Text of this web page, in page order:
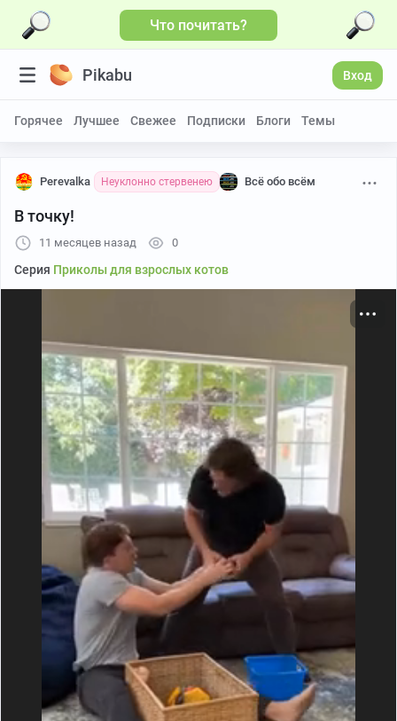
Что почитать?
Pikabu Вход
Горячее Лучшее Свежее Подписки Блоги Темы
Perevalka Неуклонно стервенею Всё обо всём
В точку!
11 месяцев назад 0
Серия Приколы для взрослых котов
Больше видео